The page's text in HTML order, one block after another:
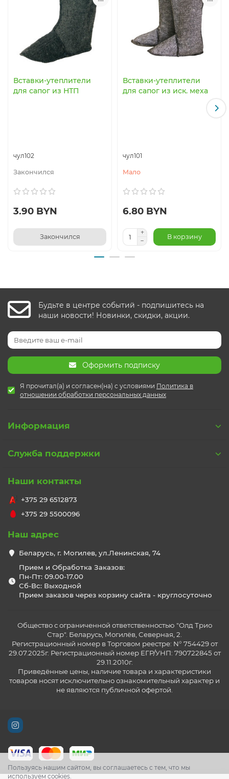
Вставки-утеплители
для сапог из НТП
чул102
Закончился
3.90 BYN
Закончился
Вставки-утеплители
для сапог из иск. меха
чул101
Мало
6.80 BYN
В корзину
Пользуясь нашим сайтом, вы соглашаетесь с тем, что мы
используем cookies.
Будьте в центре событий - подпишитесь на
наши новости! Новинки, скидки, акции.
Оформить подписку
Я прочитал(а) и согласен(на) с условиями Политика в
отношении обработки персональных данных
Информация
Служба поддержки
Наши контакты
+375 29 6512873
+375 29 5500096
Наш адрес
Беларусь, г. Могилев, ул.Ленинская, 74
Прием и Обработка Заказов:
Пн-Пт: 09.00-17.00
Сб-Вс: Выходной
Прием заказов через корзину сайта - круглосуточно
Общество с ограниченной ответственностью "Олд Трио
Стар". Беларусь, Могилёв, Северная, 2.
Регистрационный номер в Торговом реестре: N° 754429 от
29.07.2025г. Регистрационный номер ЕГР/УНП: 790722845 от
29.11.2010г.
Приведённые цены, наличие товара и характеристики
товаров носят исключительно ознакомительный характер и
не являются публичной офертой.